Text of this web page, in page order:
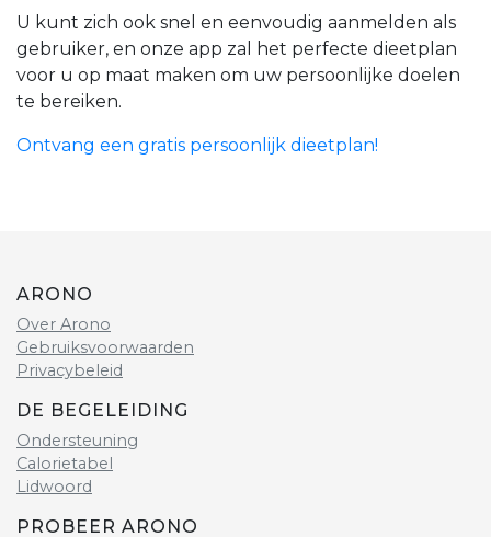
U kunt zich ook snel en eenvoudig aanmelden als
gebruiker, en onze app zal het perfecte dieetplan
voor u op maat maken om uw persoonlijke doelen
te bereiken.
Ontvang een gratis persoonlijk dieetplan!
ARONO
Over Arono
Gebruiksvoorwaarden
Privacybeleid
DE BEGELEIDING
Ondersteuning
Calorietabel
Lidwoord
PROBEER ARONO